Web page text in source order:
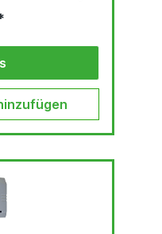
Haube mit